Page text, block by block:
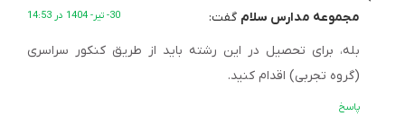
مجموعه مدارس سلام گفت: 30- تیر- 1404 در 14:53
بله، برای تحصیل در این رشته باید از طریق کنکور سراسری
(گروه تجربی) اقدام کنید.
پاسخ